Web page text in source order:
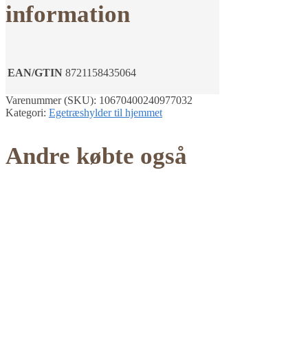
information
EAN/GTIN 8721158435064
Varenummer (SKU): 10670400240977032
Kategori: Egetræshylder til hjemmet
Andre købte også